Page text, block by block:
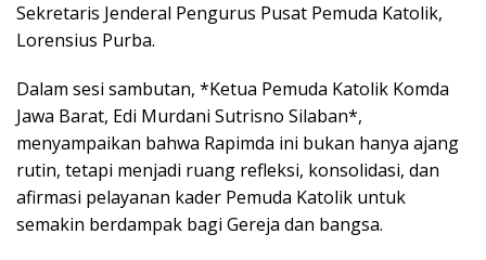
Sekretaris Jenderal Pengurus Pusat Pemuda Katolik,
Lorensius Purba.
Dalam sesi sambutan, *Ketua Pemuda Katolik Komda
Jawa Barat, Edi Murdani Sutrisno Silaban*,
menyampaikan bahwa Rapimda ini bukan hanya ajang
rutin, tetapi menjadi ruang refleksi, konsolidasi, dan
afirmasi pelayanan kader Pemuda Katolik untuk
semakin berdampak bagi Gereja dan bangsa.